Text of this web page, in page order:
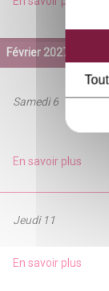
Février 2027
Samedi 6
En savoir plus
Jeudi 11
En savoir plus